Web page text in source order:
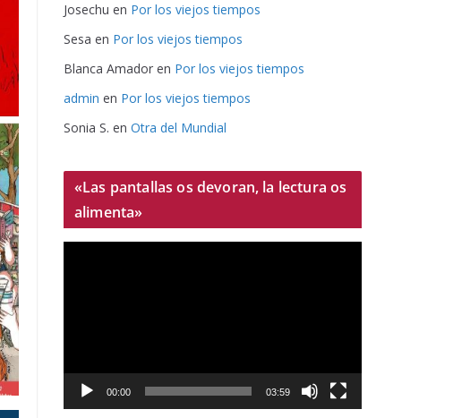
Josechu en Por los viejos tiempos
Sesa en Por los viejos tiempos
Blanca Amador en Por los viejos tiempos
admin en Por los viejos tiempos
Sonia S. en Otra del Mundial
«Las pantallas os devoran, la lectura os
alimenta»
c
00:00 03:59